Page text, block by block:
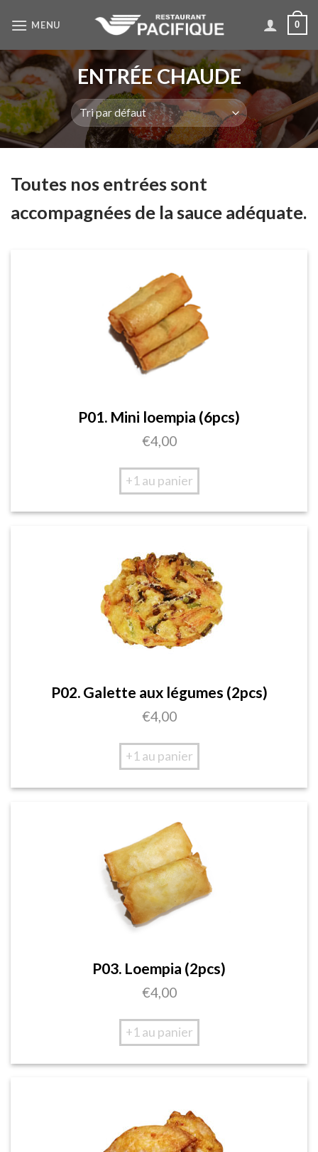
MENU 0
ENTRÉE CHAUDE
Toutes nos entrées sont
accompagnées de la sauce adéquate.
P01. Mini loempia (6pcs)
€4,00
+1 au panier
P02. Galette aux légumes (2pcs)
€4,00
+1 au panier
P03. Loempia (2pcs)
€4,00
+1 au panier